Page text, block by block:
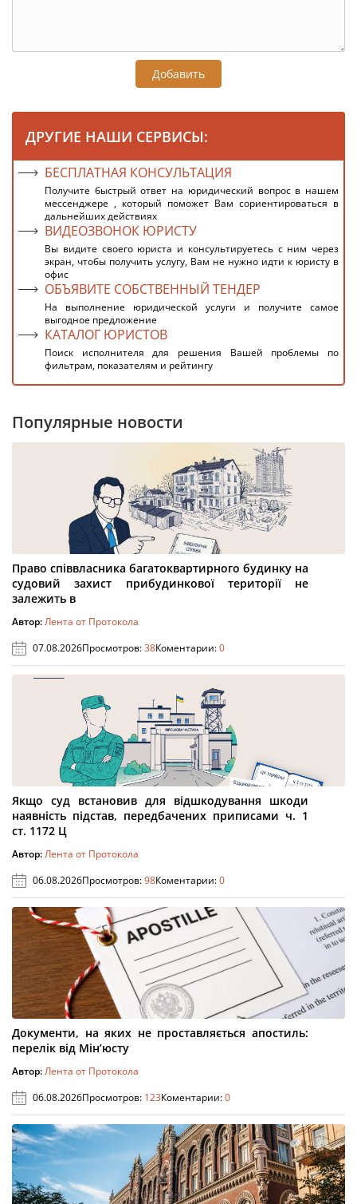
Добавить
ДРУГИЕ НАШИ СЕРВИСЫ:
БЕСПЛАТНАЯ КОНСУЛЬТАЦИЯ
Получите быстрый ответ на юридический вопрос в нашем
мессенджере , который поможет Вам сориентироваться в
дальнейших действиях
ВИДЕОЗВОНОК ЮРИСТУ
Вы видите своего юриста и консультируетесь с ним через
экран, чтобы получить услугу, Вам не нужно идти к юристу в
офис
ОБЪЯВИТЕ СОБСТВЕННЫЙ ТЕНДЕР
На выполнение юридической услуги и получите самое
выгодное предложение
КАТАЛОГ ЮРИСТОВ
Поиск исполнителя для решения Вашей проблемы по
фильтрам, показателям и рейтингу
Популярные новости
Право співвласника багатоквартирного будинку на
судовий захист прибудинкової території не
залежить в
Автор:Лента от Протокола
07.08.2026Просмотров:38Коментарии:0
Якщо суд встановив для відшкодування шкоди
наявність підстав, передбачених приписами ч. 1
ст. 1172 Ц
Автор:Лента от Протокола
06.08.2026Просмотров:98Коментарии:0
Документи, на яких не проставляється апостиль:
перелік від Мін’юсту
Автор:Лента от Протокола
06.08.2026Просмотров: 123Коментарии:0